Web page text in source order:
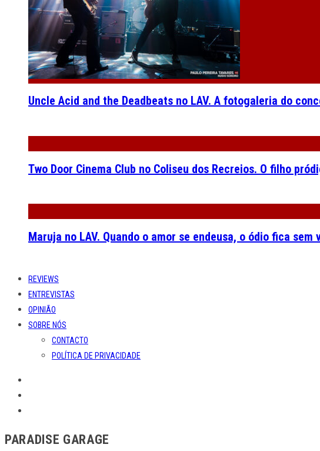
Uncle Acid and the Deadbeats no LAV. A fotogaleria do
Two Door Cinema Club no Coliseu dos Recreios. O filho
Maruja no LAV. Quando o amor se endeusa, o ódio fica sem
REVIEWS
ENTREVISTAS
OPINIÃO
SOBRE NÓS
CONTACTO
POLÍTICA DE PRIVACIDADE
PARADISE GARAGE